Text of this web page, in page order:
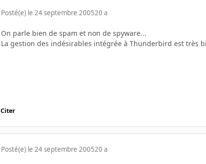
Posté(e) le 24 septembre 200520 a
On parle bien de spam et non de spyware...
La gestion des indésirables intégrée à Thunderbird est très
Citer
Posté(e) le 24 septembre 200520 a